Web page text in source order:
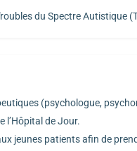
du Spectre Autistique
(psychologue,
l’Hôpital de Jour.
jeunes patients afin de